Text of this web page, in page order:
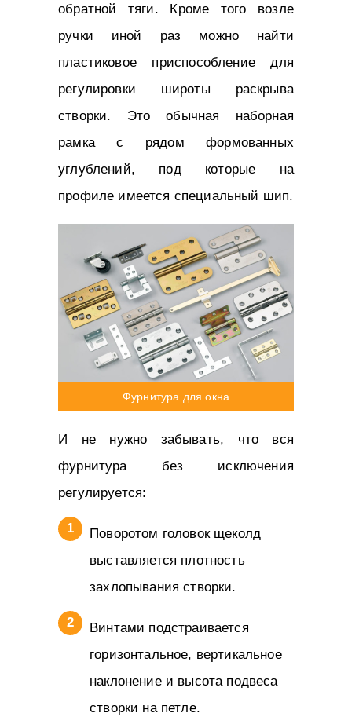
обратной тяги. Кроме того возле
ручки иной раз можно найти
пластиковое приспособление для
регулировки широты раскрыва
створки. Это обычная наборная
рамка с рядом формованных
углублений, под которые на
профиле имеется специальный шип.
Фурнитура для окна
И не нужно забывать, что вся
фурнитура без исключения
регулируется:
Поворотом головок щеколд
выставляется плотность
захлопывания створки.
Винтами подстраивается
горизонтальное, вертикальное
наклонение и высота подвеса
створки на петле.